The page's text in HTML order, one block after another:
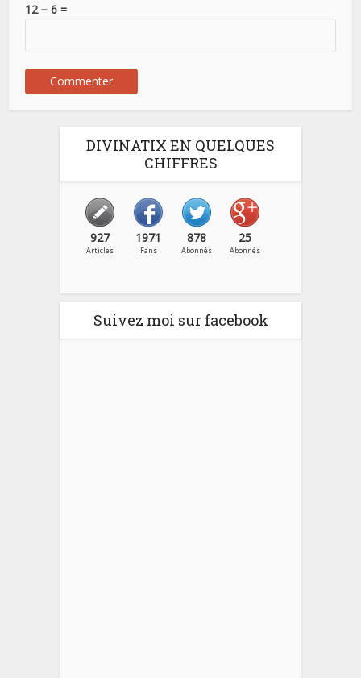
12 − 6 =
DIVINATIX EN QUELQUES
CHIFFRES
927
Articles
1971
Fans
878
Abonnés
25
Abonnés
Suivez moi sur facebook